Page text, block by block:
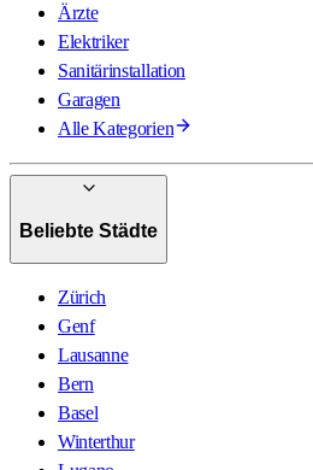
Ärzte
Elektriker
Sanitärinstallation
Garagen
Alle Kategorien
Beliebte Städte
Zürich
Genf
Lausanne
Bern
Basel
Winterthur